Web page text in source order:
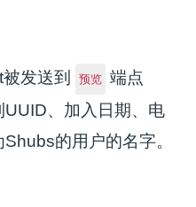
发送到 预览
端点
UUID、加入日期、电
的用户的名字。